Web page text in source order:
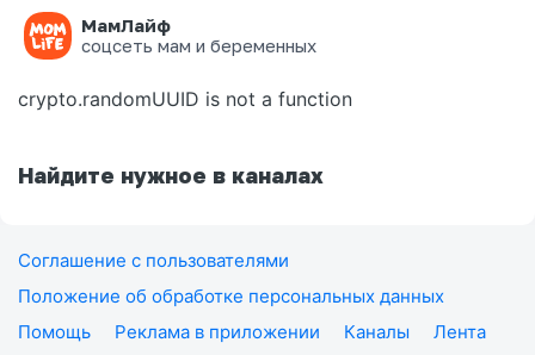
МамЛайф
соцсеть мам и беременных
Ошибка на странице
crypto.randomUUID is not a function
Найдите нужное в каналах
Соглашение с пользователями
Положение об обработке персональных данных
Помощь
Реклама в приложении Каналы
Лента